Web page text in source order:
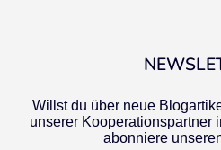
Willst du über neue
unserer Kooperationspartner
abonniere